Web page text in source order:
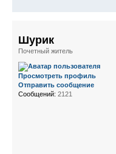
Шурик
Почетный житель
Просмотреть профиль
Отправить сообщение
Сообщений: 2121